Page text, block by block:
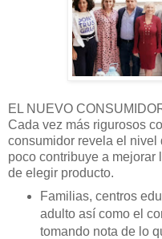
EL NUEVO
Cada vez más rigurosos
consumidor revela el
poco contribuye a mejorar
de elegir producto.
Familias, centros
adulto así como el
tomando nota de lo